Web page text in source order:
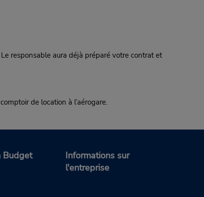
responsable aura déjà préparé votre contrat et
de location à l’aérogare.
Budget
Informations sur
l'entreprise